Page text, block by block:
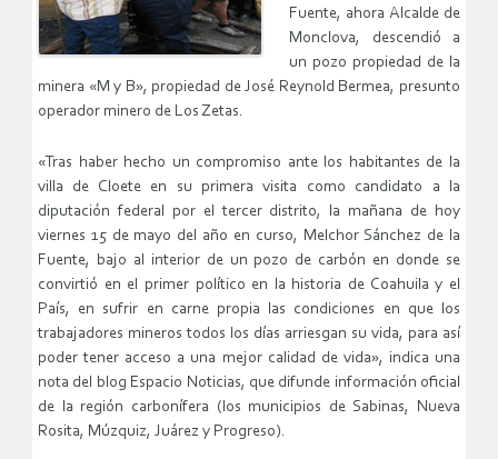
Fuente, ahora Alcalde de
Monclova, descendió a
un pozo propiedad de la
minera «M y B», propiedad de José Reynold Bermea, presunto
operador minero de Los Zetas.
«Tras haber hecho un compromiso ante los habitantes de la
villa de Cloete en su primera visita como candidato a la
diputación federal por el tercer distrito, la mañana de hoy
viernes 15 de mayo del año en curso, Melchor Sánchez de la
Fuente, bajo al interior de un pozo de carbón en donde se
convirtió en el primer político en la historia de Coahuila y el
País, en sufrir en carne propia las condiciones en que los
trabajadores mineros todos los días arriesgan su vida, para así
poder tener acceso a una mejor calidad de vida», indica una
nota del blog Espacio Noticias, que difunde información oficial
de la región carbonífera (los municipios de Sabinas, Nueva
Rosita, Múzquiz, Juárez y Progreso).